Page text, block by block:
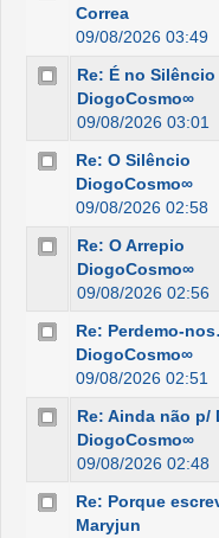
Correa
09/08/2026 03:49
Re: É no
DiogoCosmo∞
09/08/2026 03:01
Re: O Silêncio
DiogoCosmo∞
09/08/2026 02:58
Re: O Arrepio
DiogoCosmo∞
09/08/2026 02:56
Re: Perdemo-
DiogoCosmo∞
09/08/2026 02:51
Re: Ainda não p/
DiogoCosmo∞
09/08/2026 02:48
Re: Porque
Maryjun